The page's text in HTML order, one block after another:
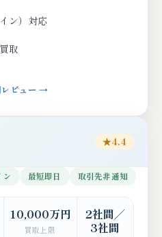
ン）対応
取
ビュー →
★4.4
ン 最短即日 取引先非通知
10,000万円
買取上限
2社間／
3社間